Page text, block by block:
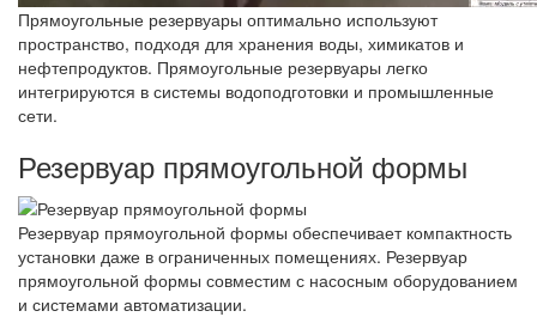
Прямоугольные резервуары оптимально используют
пространство, подходя для хранения воды, химикатов и
нефтепродуктов. Прямоугольные резервуары легко
интегрируются в системы водоподготовки и промышленные
сети.
Резервуар прямоугольной формы
Резервуар прямоугольной формы обеспечивает компактность
установки даже в ограниченных помещениях. Резервуар
прямоугольной формы совместим с насосным оборудованием
и системами автоматизации.